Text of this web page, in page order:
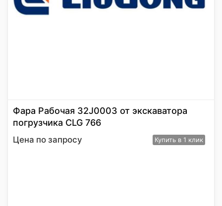
Фара Рабочая 32J0003 от экскаватора
погрузчика CLG 766
Цена по запросу Купить в 1 клик